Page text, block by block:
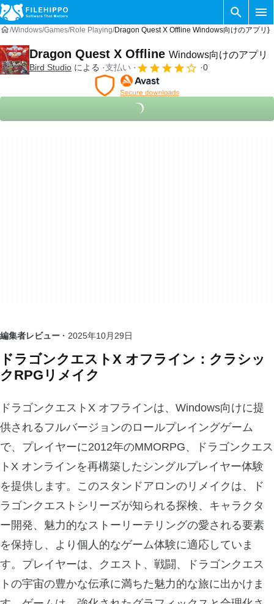
Windows Games Role Playing Dragon Quest X Offline Windows向けのアプリ}
Dragon Quest X Offline Windows向けのアプリ
Bird Studio による 支払い 0
編集者レビュー · 2025年10月29日
ドラゴンクエストX オフライン：クラシッ
クRPGリメイク
ドラゴンクエストX オフラインは、Windows向けに提
供されるフルバージョンのロールプレイングゲーム
で、プレイヤーに2012年のMMORPG、ドラゴンクエス
トX オンラインを再構築したシングルプレイヤー体験
を提供します。このスタンドアロンのリメイクは、ド
ラゴンクエストシリーズが知られる探検、キャラクタ
ー開発、魅力的なストーリーテリングの愛される要素
を保持し、より個人的なゲーム体験に適応していま
す。プレイヤーは、クエスト、戦闘、ドラゴンクエス
トの宇宙の豊かな伝承に満ちた魅力的な旅に出かけま